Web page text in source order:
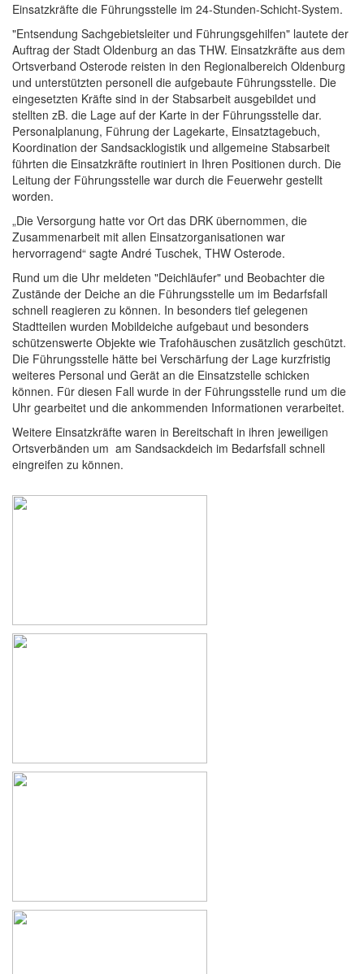
Einsatzkräfte die Führungsstelle im 24-Stunden-Schicht-System.
"Entsendung Sachgebietsleiter und Führungsgehilfen" lautete der
Auftrag der Stadt Oldenburg an das THW. Einsatzkräfte aus dem
Ortsverband Osterode reisten in den Regionalbereich Oldenburg
und unterstützten personell die aufgebaute Führungsstelle. Die
eingesetzten Kräfte sind in der Stabsarbeit ausgebildet und
stellten zB. die Lage auf der Karte in der Führungsstelle dar.
Personalplanung, Führung der Lagekarte, Einsatztagebuch,
Koordination der Sandsacklogistik und allgemeine Stabsarbeit
führten die Einsatzkräfte routiniert in Ihren Positionen durch. Die
Leitung der Führungsstelle war durch die Feuerwehr gestellt
worden.
„Die Versorgung hatte vor Ort das DRK übernommen, die
Zusammenarbeit mit allen Einsatzorganisationen war
hervorragend“ sagte André Tuschek, THW Osterode.
Rund um die Uhr meldeten "Deichläufer" und Beobachter die
Zustände der Deiche an die Führungsstelle um im Bedarfsfall
schnell reagieren zu können. In besonders tief gelegenen
Stadtteilen wurden Mobildeiche aufgebaut und besonders
schützenswerte Objekte wie Trafohäuschen zusätzlich geschützt.
Die Führungsstelle hätte bei Verschärfung der Lage kurzfristig
weiteres Personal und Gerät an die Einsatzstelle schicken
können. Für diesen Fall wurde in der Führungsstelle rund um die
Uhr gearbeitet und die ankommenden Informationen verarbeitet.
Weitere Einsatzkräfte waren in Bereitschaft in ihren jeweiligen
Ortsverbänden um am Sandsackdeich im Bedarfsfall schnell
eingreifen zu können.